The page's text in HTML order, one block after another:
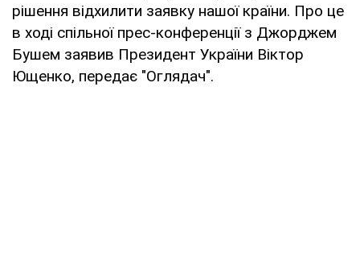
рішення відхилити заявку нашої країни. Про це
в ході спільної прес-конференції з Джорджем
Бушем заявив Президент України Віктор
Ющенко, передає "Оглядач".